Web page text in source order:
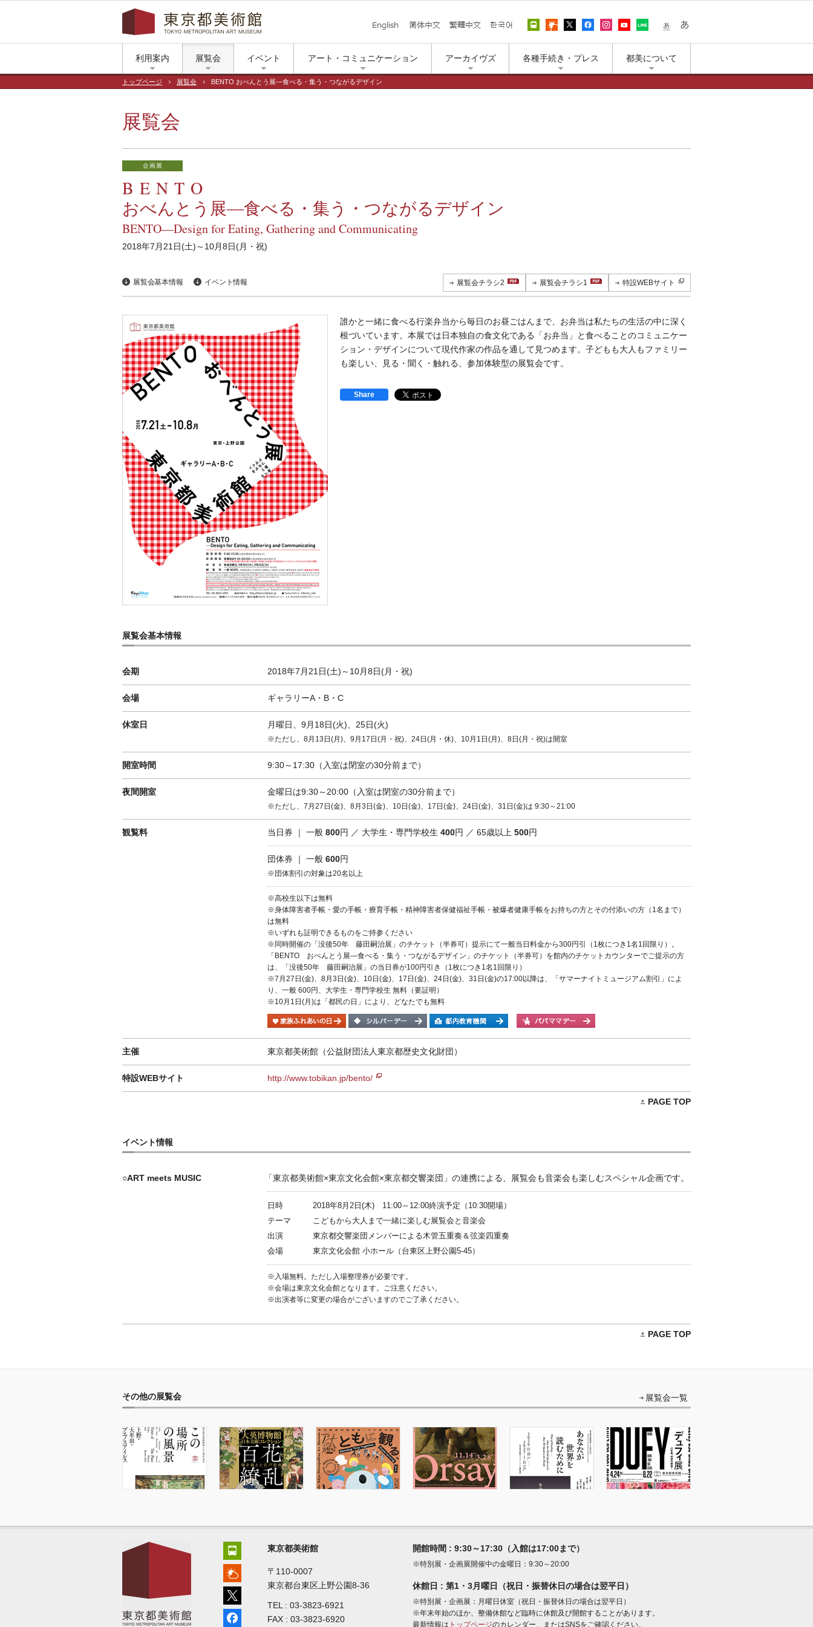
English 简体中文 繁體中文 한국어 アクセス上野公園の天気
エックス（旧ツイッター）
フェイスブック
インスタグラム
ユーチューブ
LINE 小さな文字
利用案内 展覧会 イベント アート・コミュニケーション アーカイヴズ 各種手続き・プレス 都美について
トップページ 展覧会 BENTO おべんとう展―食べる・集う・つながるデザイン
展覧会
企画展
BENTO
おべんとう展―食べる・集う・つながるデザイン
BENTO—Design for Eating, Gathering and Communicating
2018年7月21日(土)～10月8日(月・祝)
展覧会基本情報 イベント情報 展覧会チラシ2 展覧会チラシ1 特設WEBサイト
誰かと一緒に食べる行楽弁当から毎日のお昼ごはんまで、お弁当は私たちの生活の中に深く
根づいています。本展では日本独自の食文化である「お弁当」と食べることのコミュニケー
ション・デザインについて現代作家の作品を通して見つめます。子どもも大人もファミリー
も楽しい、見る・聞く・触れる、参加体験型の展覧会です。
Share
展覧会基本情報
会期 2018年7月21日(土)～10月8日(月・祝)
会場 ギャラリーA・B・C
休室日 月曜日、9月18日(火)、25日(火)
※ただし、8月13日(月)、9月17日(月・祝)、24日(月・休)、10月1日(月)、8日(月・祝)は開室
開室時間 9:30～17:30（入室は閉室の30分前まで）
夜間開室 金曜日は9:30～20:00（入室は閉室の30分前まで）
※ただし、7月27日(金)、8月3日(金)、10日(金)、17日(金)、24日(金)、31日(金)は 9:30～21:00
観覧料 当日券 ｜ 一般 800円 ／ 大学生・専門学校生 400円 ／ 65歳以上 500円
団体券 ｜ 一般 600円
※団体割引の対象は20名以上
※高校生以下は無料
※身体障害者手帳・愛の手帳・療育手帳・精神障害者保健福祉手帳・被爆者健康手帳をお持ちの方とその付添いの方（1名まで）
は無料
※いずれも証明できるものをご持参ください
※同時開催の「没後50年 藤田嗣治展」のチケット（半券可）提示にて一般当日料金から300円引（1枚につき1名1回限り）。
「BENTO おべんとう展―食べる・集う・つながるデザイン」のチケット（半券可）を館内のチケットカウンターでご提示の方
は、「没後50年 藤田嗣治展」の当日券が100円引き（1枚につき1名1回限り）
※7月27日(金)、8月3日(金)、10日(金)、17日(金)、24日(金)、31日(金)の17:00以降は、「サマーナイトミュージアム割引」によ
り、一般 600円、大学生・専門学校生 無料（要証明）
※10月1日(月)は「都民の日」により、どなたでも無料
主催 東京都美術館（公益財団法人東京都歴史文化財団）
特設WEBサイト http://www.tobikan.jp/bento/
PAGE TOP
イベント情報
○ART meets MUSIC 「東京都美術館×東京文化会館×東京都交響楽団」の連携による、展覧会も音楽会も楽しむスペシャル企画です。
日時
2018年8月2日(木) 11:00～12:00終演予定（10:30開場）
テーマ
こどもから大人まで一緒に楽しむ展覧会と音楽会
出演
東京都交響楽団メンバーによる木管五重奏＆弦楽四重奏
会場
東京文化会館 小ホール（台東区上野公園5-45）
※入場無料。ただし入場整理券が必要です。
※会場は東京文化会館となります。ご注意ください。
※出演者等に変更の場合がございますのでご了承ください。
PAGE TOP
その他の展覧会 展覧会一覧
東京都美術館
〒110-0007
東京都台東区上野公園8-36
TEL : 03-3823-6921
FAX : 03-3823-6920
開館時間 : 9:30～17:30（入館は17:00まで）
※特別展・企画展開催中の金曜日：9:30～20:00
休館日 : 第1・3月曜日（祝日・振替休日の場合は翌平日）
※特別展・企画展：月曜日休室（祝日・振替休日の場合は翌平日）
※年末年始のほか、整備休館など臨時に休館及び開館することがあります。
最新情報は トップページのカレンダー、またはSNSをご確認ください。